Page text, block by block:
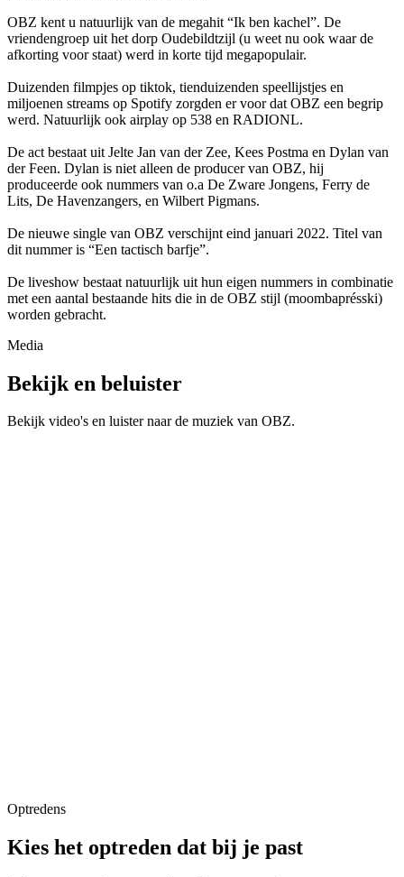
OBZ kent u natuurlijk van de megahit “Ik ben kachel”. De
vriendengroep uit het dorp Oudebildtzijl (u weet nu ook waar de
afkorting voor staat) werd in korte tijd megapopulair.
Duizenden filmpjes op tiktok, tienduizenden speellijstjes en
miljoenen streams op Spotify zorgden er voor dat OBZ een begrip
werd. Natuurlijk ook airplay op 538 en RADIONL.
De act bestaat uit Jelte Jan van der Zee, Kees Postma en Dylan van
der Feen. Dylan is niet alleen de producer van OBZ, hij
produceerde ook nummers van o.a De Zware Jongens, Ferry de
Lits, De Havenzangers, en Wilbert Pigmans.
De nieuwe single van OBZ verschijnt eind januari 2022. Titel van
dit nummer is “Een tactisch barfje”.
De liveshow bestaat natuurlijk uit hun eigen nummers in combinatie
met een aantal bestaande hits die in de OBZ stijl (moombaprésski)
worden gebracht.
Media
Bekijk en beluister
Bekijk video's en luister naar de muziek van OBZ.
Optredens
Kies het optreden dat bij je past